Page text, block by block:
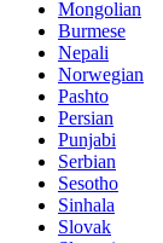
Mongolian
Burmese
Nepali
Norwegian
Pashto
Persian
Punjabi
Serbian
Sesotho
Sinhala
Slovak